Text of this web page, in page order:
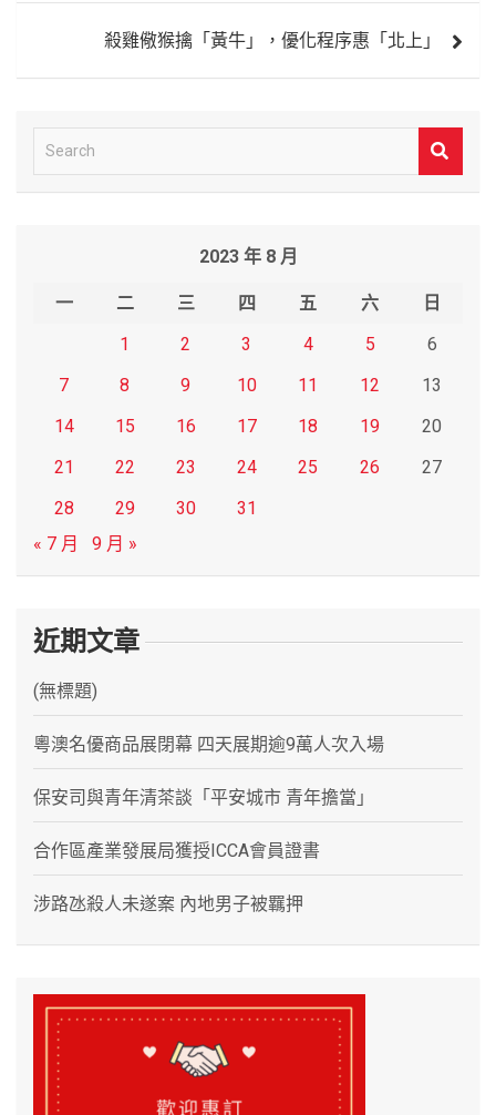
殺雞儆猴擒「黃牛」，優化程序惠「北上」
e
2023 年 8 月
一 二 三 四 五 六
日
1
2 3 4 5
6
7
8 9 10 11 12
13
14
15 16 17 18 19
20
21
22 23 24 25 26
27
28
29 30
31
« 7 月
9 月 »
近期文章
(無標題)
粵澳名優商品展閉幕 四天展期逾9萬人次入場
保安司與青年清茶談「平安城市 青年擔當」
合作區產業發展局獲授ICCA會員證書
涉路氹殺人未遂案 內地男子被羈押